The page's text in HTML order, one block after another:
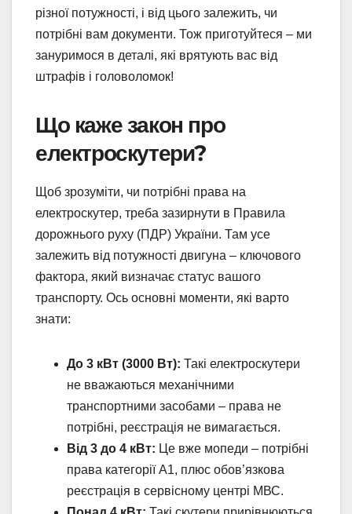
різної потужності, і від цього залежить, чи
потрібні вам документи. Тож приготуйтеся – ми
зануримося в деталі, які врятують вас від
штрафів і головоломок!
Що каже закон про
електроскутери?
Щоб зрозуміти, чи потрібні права на
електроскутер, треба зазирнути в Правила
дорожнього руху (ПДР) України. Там усе
залежить від потужності двигуна – ключового
фактора, який визначає статус вашого
транспорту. Ось основні моменти, які варто
знати:
До 3 кВт (3000 Вт): Такі електроскутери
не вважаються механічними
транспортними засобами – права не
потрібні, реєстрація не вимагається.
Від 3 до 4 кВт: Це вже мопеди – потрібні
права категорії А1, плюс обов’язкова
реєстрація в сервісному центрі МВС.